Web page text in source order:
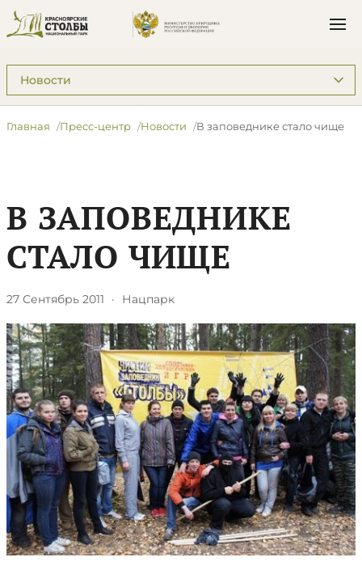
Подразделы: Пресс-центр
Главная Пресс-центр Новости В заповеднике стало чище
В ЗАПОВЕДНИКЕ
СТАЛО ЧИЩЕ
27 Сентябрь 2011 · Нацпарк